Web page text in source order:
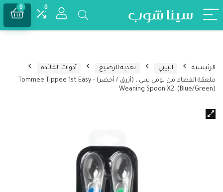
0
0
الرئيسية البيبي تغذية الرضيع
أدوات المائدة
ملعقة الفطام من تومي تيبي ، (أزرق / أخضر) – Tommee Tippee 1st Easy
Weaning Spoon X2, (Blue/Green)